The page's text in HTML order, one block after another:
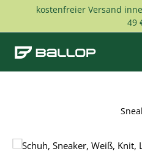
Zum Hauptinhalt springen
kostenfreier Versand
49
Bildergalerie überspringen